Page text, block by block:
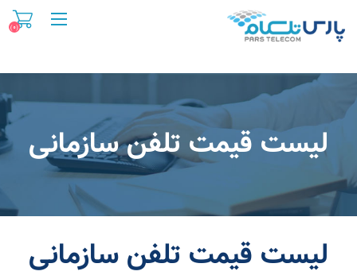
(۰)
لیست قیمت تلفن سازمانی
لیست قیمت تلفن سازمانی